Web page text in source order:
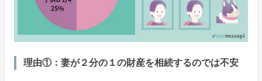
理由①：妻が２分の１の財産を相続するのでは不安